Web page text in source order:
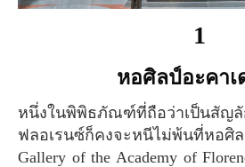
1
หอศิลป์อะคาเ
หนึ่งในพิพิธภัณฑ์ที่ถือว่าเป็นสัญลักษณ์ของเมือง
ฟลอเรนซ์ก็คงจะหนีไม่พ้นที่หอศิ
Gallery of the Academy of